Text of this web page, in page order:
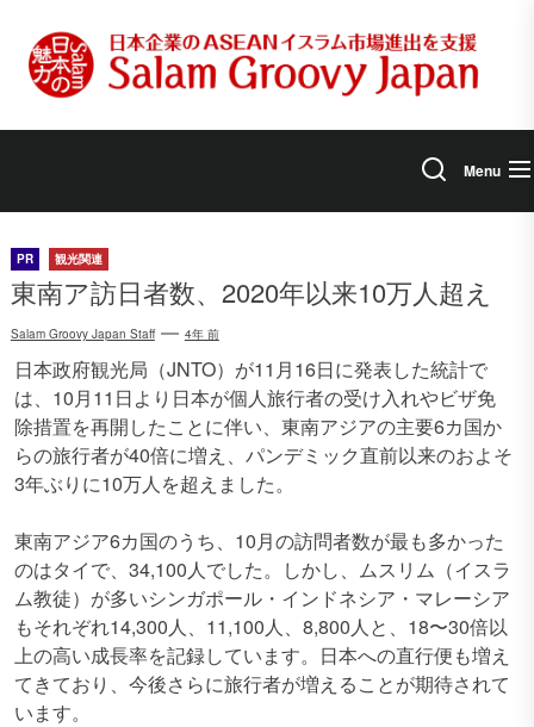
content
Menu
PR 観光関連
東南ア訪日者数、2020年以来10万人超え
Salam Groovy Japan Staff 4年 前
日本政府観光局（JNTO）が11月16日に発表した統計で
は、10月11日より日本が個人旅行者の受け入れやビザ免
除措置を再開したことに伴い、東南アジアの主要6カ国か
らの旅行者が40倍に増え、パンデミック直前以来のおよそ
3年ぶりに10万人を超えました。
東南アジア6カ国のうち、10月の訪問者数が最も多かった
のはタイで、34,100人でした。しかし、ムスリム（イスラ
ム教徒）が多いシンガポール・インドネシア・マレーシア
もそれぞれ14,300人、11,100人、8,800人と、18〜30倍以
上の高い成長率を記録しています。日本への直行便も増え
てきており、今後さらに旅行者が増えることが期待されて
います。